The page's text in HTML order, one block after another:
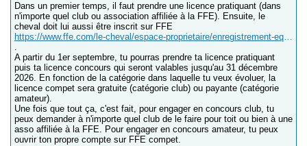
Dans un premier temps, il faut prendre une licence pratiquant (dans
n'importe quel club ou association affiliée à la FFE). Ensuite, le
cheval doit lui aussi être inscrit sur FFE
https://www.ffe.com/le-cheval/espace-proprietaire/enregistrement-equides/procedure-enregistrement-ffe-d-un-cheval-ou-poney
.
A partir du 1er septembre, tu pourras prendre ta licence pratiquant
puis ta licence concours qui seront valables jusqu'au 31 décembre
2026. En fonction de la catégorie dans laquelle tu veux évoluer, la
licence compet sera gratuite (catégorie club) ou payante (catégorie
amateur).
Une fois que tout ça, c'est fait, pour engager en concours club, tu
peux demander à n'importe quel club de le faire pour toit ou bien à une
asso affiliée à la FFE. Pour engager en concours amateur, tu peux
ouvrir ton propre compte sur FFE compet.